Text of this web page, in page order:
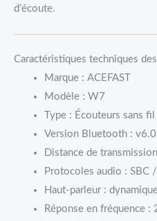
d’écoute.
Caractéristiques techniques des
Marque : ACEFAST
Modèle : W7
Type : Écouteurs sans
Version Bluetooth : v6.0
Distance de
Protocoles audio : SBC
Haut-parleur :
Réponse en fréquence